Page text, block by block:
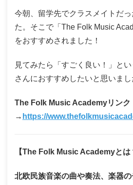
今朝、留学先でクラスメイトだ
た。そこで「The Folk Music
をおすすめされました！
見てみたら「すごく良い！」と
さんにおすすめしたいと思いまし
The Folk Music Academyリンク
→ https://
【The Folk Music Academyとは
北欧民族音楽の曲や奏法、楽器の